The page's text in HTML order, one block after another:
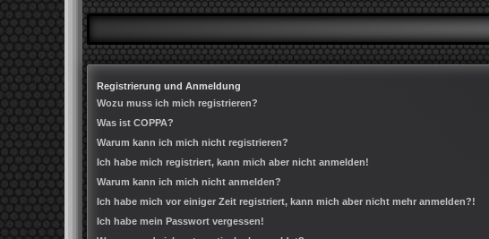
Registrierung und Anmeldung
Wozu muss ich mich registrieren?
Was ist COPPA?
Warum kann ich mich nicht registrieren?
Ich habe mich registriert, kann mich aber nicht anmelden!
Warum kann ich mich nicht anmelden?
Ich habe mich vor einiger Zeit registriert, kann mich aber nicht mehr anmelden?!
Ich habe mein Passwort vergessen!